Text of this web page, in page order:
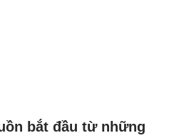
bắt đầu từ những